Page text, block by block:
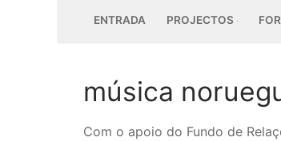
ENTRADA PROJECTOS
música
Com o apoio do Fundo de